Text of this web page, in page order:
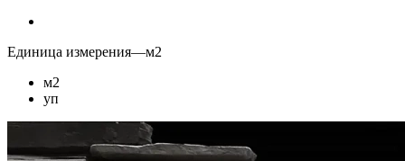
Единица измерения—м2
м2
уп